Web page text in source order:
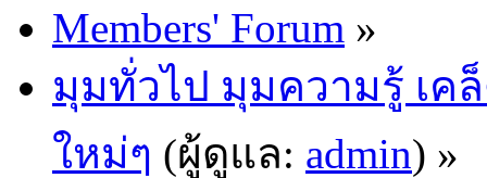
Members' Forum »
มุมทั่วไป มุมความรู้ เค
ใหม่ๆ (ผู้ดูแล: admin) »